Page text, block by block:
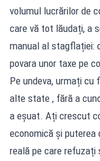
volumul lucrărilor de
care vă tot lăudați, a
manual al stagflației:
povara unor taxe pe
Pe undeva, urmați
alte state , fără a
a eșuat. Ați crescut
economică și
reală pe care